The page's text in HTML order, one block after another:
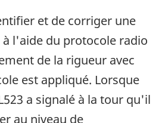
et de corriger une
l'aide du protocole radio
de la rigueur avec
est appliqué. Lorsque
a signalé à la tour qu'il
au niveau de